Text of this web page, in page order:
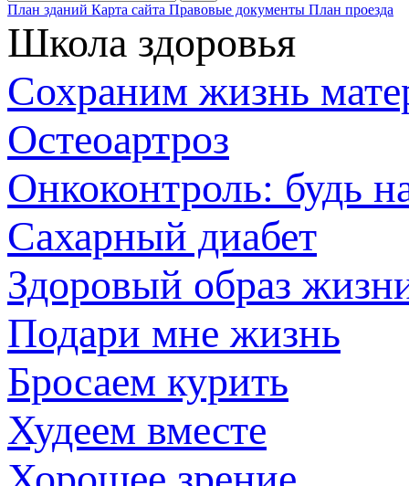
План зданий Карта сайта Правовые документы План проезда
Школа здоровья
Сохраним жизнь
Остеоартроз
Онкоконтроль: будь
Сахарный диабет
Здоровый образ
Подари мне жизнь
Бросаем курить
Худеем вместе